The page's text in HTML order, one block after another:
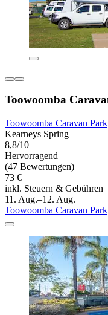
Toowoomba
Toowoomba Caravan Park
Kearneys Spring
8,8/10
Hervorragend
(47 Bewertungen)
73 €
inkl. Steuern & Gebühren
11. Aug.–12. Aug.
Toowoomba Caravan Park